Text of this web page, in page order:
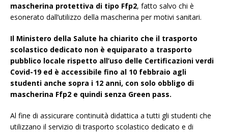
mascherina protettiva di tipo Ffp2, fatto salvo chi è
esonerato dall’utilizzo della mascherina per motivi sanitari.
Il Ministero della Salute ha chiarito che il trasporto
scolastico dedicato non è equiparato a trasporto
pubblico locale rispetto all’uso delle Certificazioni verdi
Covid-19 ed è accessibile fino al 10 febbraio agli
studenti anche sopra i 12 anni, con solo obbligo di
mascherina Ffp2 e quindi senza Green pass.
Al fine di assicurare continuità didattica a tutti gli studenti che
utilizzano il servizio di trasporto scolastico dedicato e di